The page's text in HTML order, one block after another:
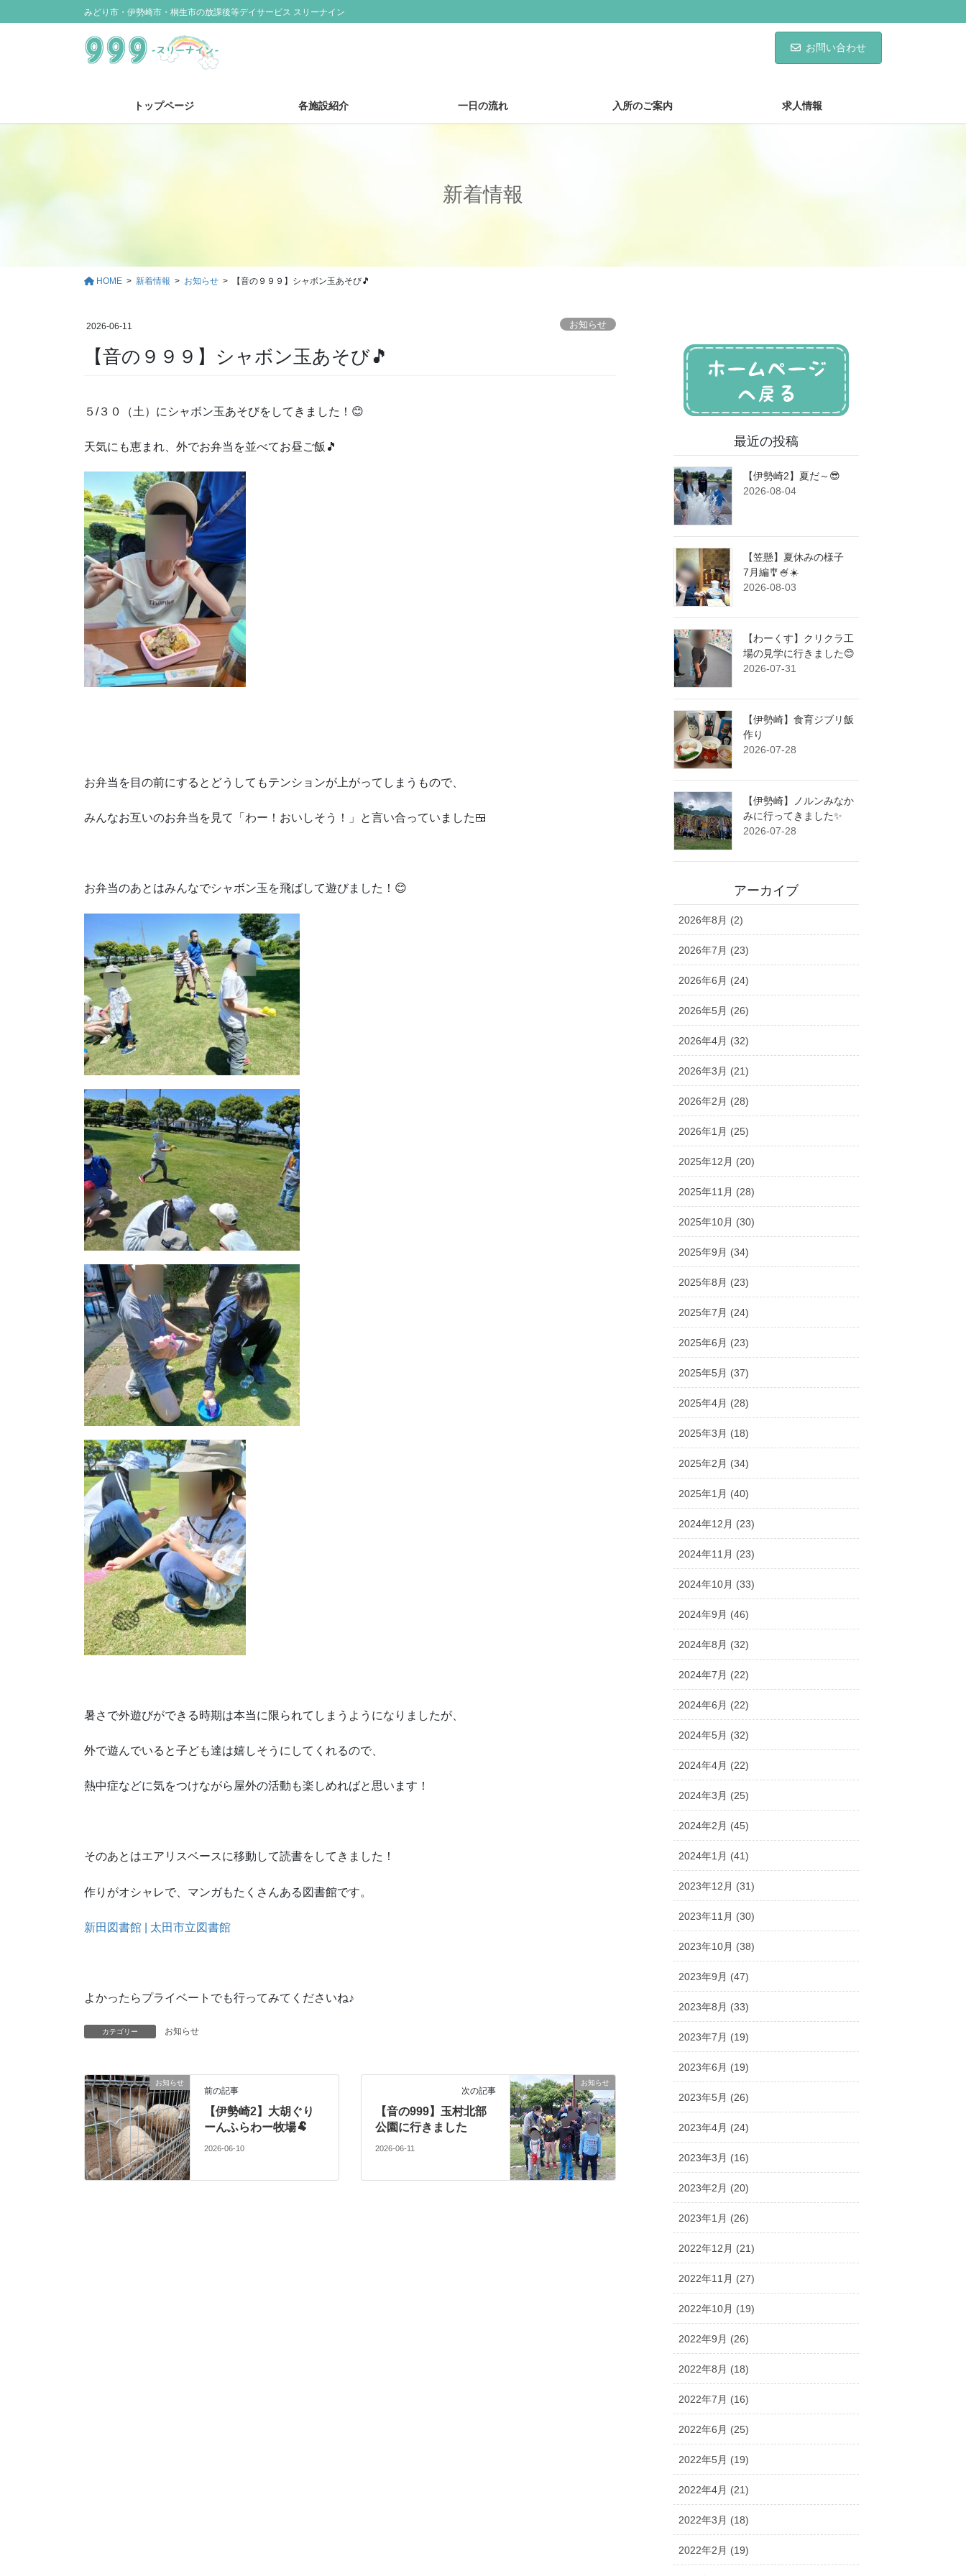
ン
ビ
みどり市・伊勢崎市・桐生市の放課後等デイサービス スリーナイン
お問い合わせ
トップページ 各施設紹介 一日の流れ 入所のご案内 求人情報
新着情報
HOME 新着情報 お知らせ 【音の９９９】シャボン玉あそび🎵
2026-06-11 お知らせ
【音の９９９】シャボン玉あそび🎵
５/３０（土）にシャボン玉あそびをしてきました！😊
天気にも恵まれ、外でお弁当を並べてお昼ご飯🎵
お弁当を目の前にするとどうしてもテンションが上がってしまうもので、
みんなお互いのお弁当を見て「わー！おいしそう！」と言い合っていました🍱
お弁当のあとはみんなでシャボン玉を飛ばして遊びました！😊
暑さで外遊びができる時期は本当に限られてしまうようになりましたが、
外で遊んでいると子ども達は嬉しそうにしてくれるので、
熱中症などに気をつけながら屋外の活動も楽しめればと思います！
そのあとはエアリスベースに移動して読書をしてきました！
作りがオシャレで、マンガもたくさんある図書館です。
新田図書館 | 太田市立図書館
よかったらプライベートでも行ってみてくださいね♪
カテゴリー お知らせ
お知らせ
前の記事
【伊勢崎2】大胡ぐり
ーんふらわー牧場🐏
2026-06-10
お知らせ
次の記事
【音の999】玉村北部
公園に行きました
2026-06-11
最近の投稿
【伊勢崎2】夏だ～😎
2026-08-04
【笠懸】夏休みの様子
7月編🎐🍧☀️
2026-08-03
【わーくす】クリクラ工
場の見学に行きました😊
2026-07-31
【伊勢崎】食育ジブリ飯
作り
2026-07-28
【伊勢崎】ノルンみなか
みに行ってきました✨
2026-07-28
アーカイブ
2026年8月 (2)
2026年7月 (23)
2026年6月 (24)
2026年5月 (26)
2026年4月 (32)
2026年3月 (21)
2026年2月 (28)
2026年1月 (25)
2025年12月 (20)
2025年11月 (28)
2025年10月 (30)
2025年9月 (34)
2025年8月 (23)
2025年7月 (24)
2025年6月 (23)
2025年5月 (37)
2025年4月 (28)
2025年3月 (18)
2025年2月 (34)
2025年1月 (40)
2024年12月 (23)
2024年11月 (23)
2024年10月 (33)
2024年9月 (46)
2024年8月 (32)
2024年7月 (22)
2024年6月 (22)
2024年5月 (32)
2024年4月 (22)
2024年3月 (25)
2024年2月 (45)
2024年1月 (41)
2023年12月 (31)
2023年11月 (30)
2023年10月 (38)
2023年9月 (47)
2023年8月 (33)
2023年7月 (19)
2023年6月 (19)
2023年5月 (26)
2023年4月 (24)
2023年3月 (16)
2023年2月 (20)
2023年1月 (26)
2022年12月 (21)
2022年11月 (27)
2022年10月 (19)
2022年9月 (26)
2022年8月 (18)
2022年7月 (16)
2022年6月 (25)
2022年5月 (19)
2022年4月 (21)
2022年3月 (18)
2022年2月 (19)